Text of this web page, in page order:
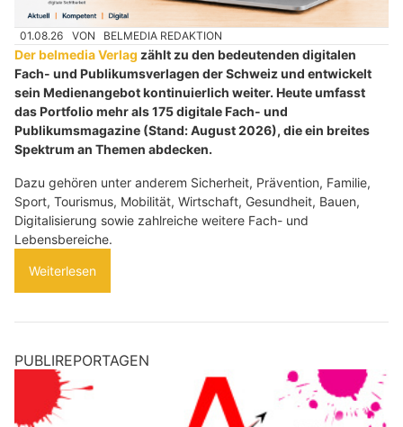
01.08.26 VON BELMEDIA REDAKTION
Der belmedia Verlag zählt zu den bedeutenden digitalen
Fach- und Publikumsverlagen der Schweiz und entwickelt
sein Medienangebot kontinuierlich weiter. Heute umfasst
das Portfolio mehr als 175 digitale Fach- und
Publikumsmagazine (Stand: August 2026), die ein breites
Spektrum an Themen abdecken.
Dazu gehören unter anderem Sicherheit, Prävention, Familie,
Sport, Tourismus, Mobilität, Wirtschaft, Gesundheit, Bauen,
Digitalisierung sowie zahlreiche weitere Fach- und
Lebensbereiche.
Weiterlesen
PUBLIREPORTAGEN